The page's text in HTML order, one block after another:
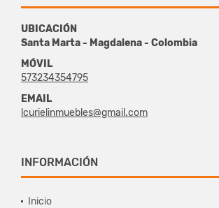
UBICACIÓN
Santa Marta - Magdalena - Colombia
MÓVIL
573234354795
EMAIL
lcurielinmuebles@gmail.com
INFORMACIÓN
Inicio